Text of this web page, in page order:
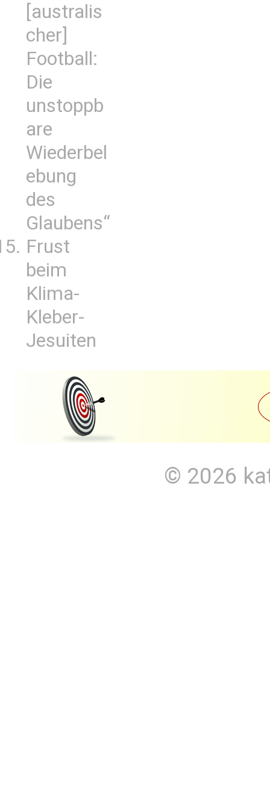
[australis
cher]
Football:
Die
unstoppb
are
Wiederbel
ebung
des
Glaubens“
Frust
beim
Klima-
Kleber-
Jesuiten
© 2026